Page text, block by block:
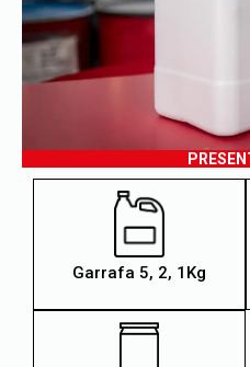
Garrafa 5, 2, 1Kg